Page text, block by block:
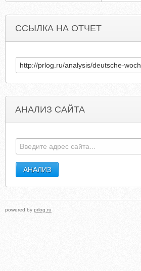
ССЫЛКА НА ОТЧЕТ
АНАЛИЗ САЙТА
powered by prlog.ru